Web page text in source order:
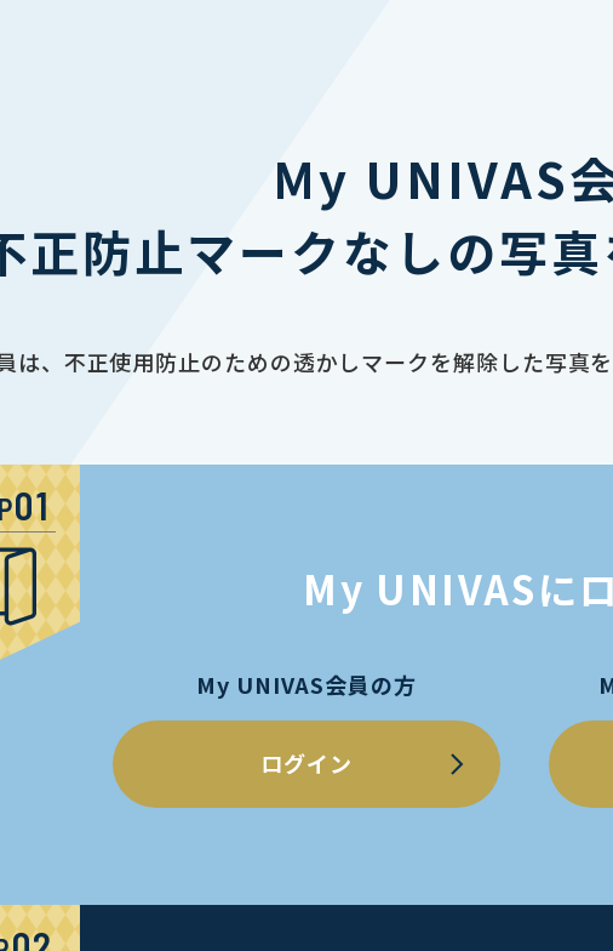
My UNIVAS
正防止マークなしの写
は、不正使用防止のための透かしマークを解除した写真
My UNIVASに
My UNIVAS会員の方
ログイン